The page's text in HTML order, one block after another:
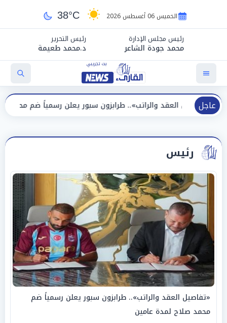
الخميس 06 أغسطس 2026 38°C
رئيس مجلس الإدارة
محمد جودة الشاعر
رئيس التحرير
د.محمد طعيمة
عاجل
والراتب».. طرابزون سبور يعلن رسمياً ضم محمد صلاح لمدة عامين
رئيس
«تفاصيل العقد والراتب».. طرابزون سبور يعلن رسمياً ضم
محمد صلاح لمدة عامين